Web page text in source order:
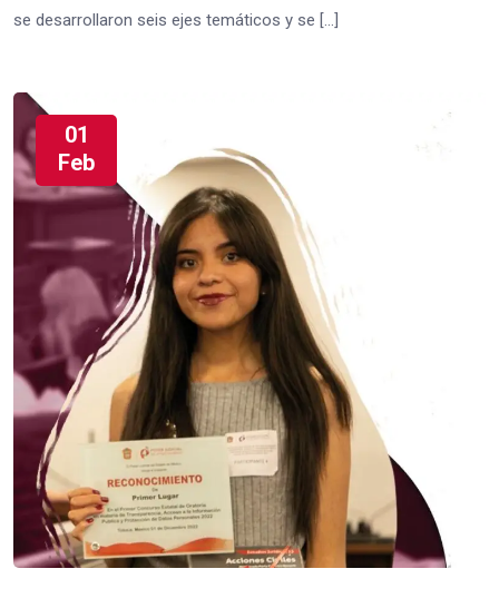
se desarrollaron seis ejes temáticos y se […]
01
Feb